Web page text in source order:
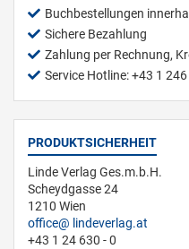
Buchbestellungen
Sichere Bezahlung
Zahlung per Rechnung,
Service Hotline: +43 1
PRODUKTSICHERHEIT
Linde Verlag Ges.m.b.H.
Scheydgasse 24
1210 Wien
office
lindeverlag.at
+43 1 24 630 - 0